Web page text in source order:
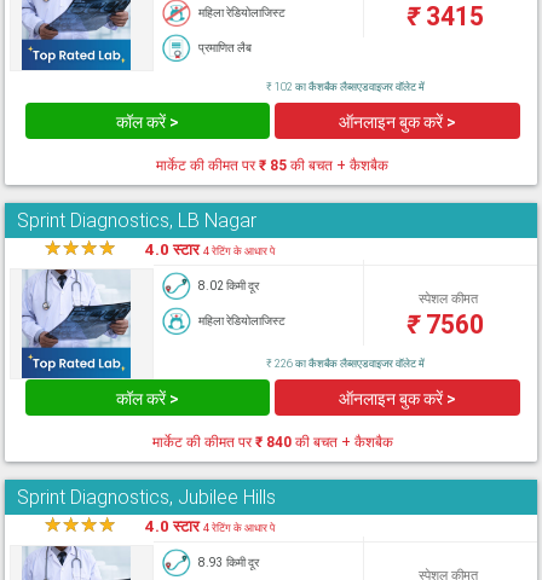
महिला रेडियोलाजिस्ट
प्रमाणित लैब
₹3415
₹ 102 का कैशबैक लैब्सएडवाइजर वॉलेट में
कॉल करें > ऑनलाइन बुक करें >
मार्केट की कीमत पर₹ 85 की बचत + कैशबैक
Sprint Diagnostics, LB Nagar
★★★★ 4.0 स्टार4 रेटिंग के आधार पे
8.02 किमी दूर
महिला रेडियोलाजिस्ट
स्पेशल कीमत
₹7560
₹ 226 का कैशबैक लैब्सएडवाइजर वॉलेट में
कॉल करें > ऑनलाइन बुक करें >
मार्केट की कीमत पर₹ 840की बचत + कैशबैक
Sprint Diagnostics, Jubilee Hills
★★★★ 4.0 स्टार4 रेटिंग के आधार पे
8.93 किमी दूर
स्पेशल कीमत